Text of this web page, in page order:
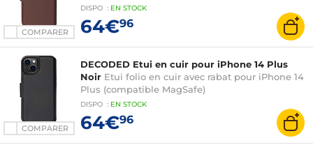
COMPARER
DISPO : EN STOCK
64€96
COMPARER
DECODED Etui en cuir pour iPhone 14 Plus
Noir Etui folio en cuir avec rabat pour iPhone 14
Plus (compatible MagSafe)
DISPO : EN STOCK
64€96